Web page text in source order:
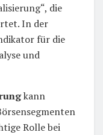
die
In der
für die
und
kann
Rolle bei